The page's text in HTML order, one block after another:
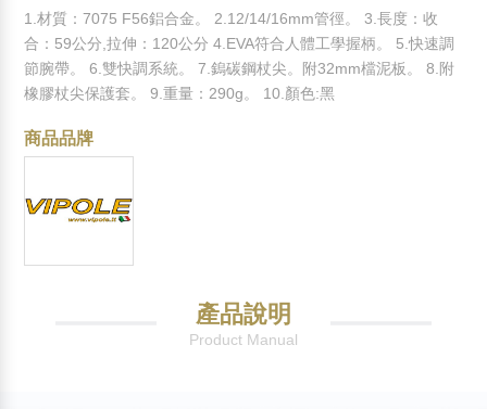
1.材質：7075 F56鋁合金。 2.12/14/16mm管徑。 3.長度：收
合：59公分,拉伸：120公分 4.EVA符合人體工學握柄。 5.快速調
節腕帶。 6.雙快調系統。 7.鎢碳鋼杖尖。附32mm檔泥板。 8.附
橡膠杖尖保護套。 9.重量：290g。 10.顏色:黑
商品品牌
產品說明
Product Manual